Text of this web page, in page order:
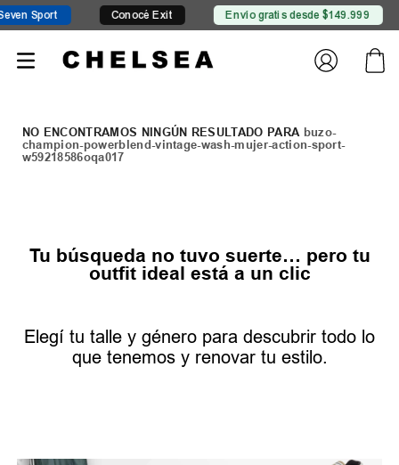
Sport Conocé Exit Envío gratis desde $149.999
buzo-
champion-powerblend-vintage-wash-mujer-action-sport-
w59218586oqa017
Tu búsqueda no tuvo suerte… pero tu
outfit ideal está a un clic
Elegí tu talle y género para descubrir todo lo
que tenemos y renovar tu estilo.